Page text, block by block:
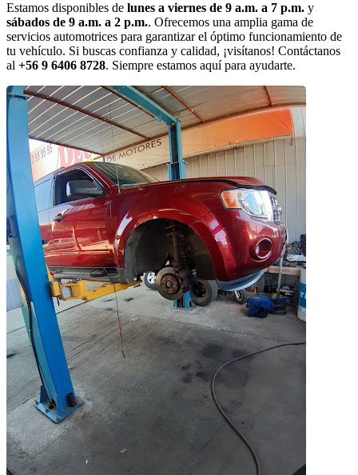
Estamos disponibles de lunes a viernes de 9 a.m. a 7 p.m. y
sábados de 9 a.m. a 2 p.m.. Ofrecemos una amplia gama de
servicios automotrices para garantizar el óptimo funcionamiento de
tu vehículo. Si buscas confianza y calidad, ¡visítanos! Contáctanos
al +56 9 6406 8728. Siempre estamos aquí para ayudarte.